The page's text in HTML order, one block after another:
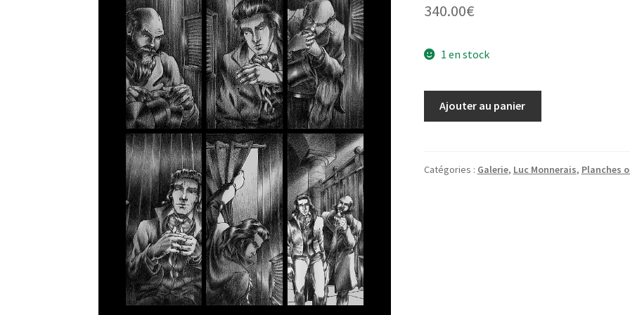
340.00€
1 en stock
93
Ajouter au panier
Catégories : Galerie, Luc Monnerais, Planches